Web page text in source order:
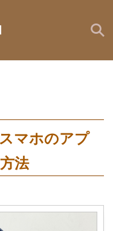
マホのアプ
法